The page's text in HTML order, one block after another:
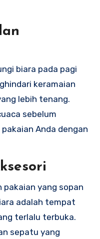
biara pada pagi
keramaian
lebih tenang.
sebelum
Anda dengan
pakaian yang sopan
adalah tempat
terlalu terbuka.
sepatu yang